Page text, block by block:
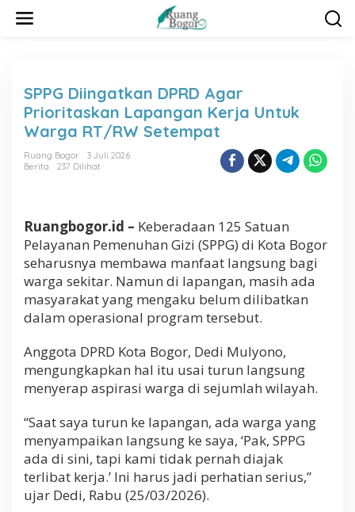
SPPG Diingatkan DPRD Agar
Prioritaskan Lapangan Kerja Untuk
Warga RT/RW Setempat
Ruang Bogor
3 Juli 2026
Berita
237 Dilihat
Ruangbogor.id – Keberadaan 125 Satuan
Pelayanan Pemenuhan Gizi (SPPG) di Kota Bogor
seharusnya membawa manfaat langsung bagi
warga sekitar. Namun di lapangan, masih ada
masyarakat yang mengaku belum dilibatkan
dalam operasional program tersebut.
Anggota DPRD Kota Bogor, Dedi Mulyono,
mengungkapkan hal itu usai turun langsung
menyerap aspirasi warga di sejumlah wilayah.
“Saat saya turun ke lapangan, ada warga yang
menyampaikan langsung ke saya, ‘Pak, SPPG
ada di sini, tapi kami tidak pernah diajak
terlibat kerja.’ Ini harus jadi perhatian serius,”
ujar Dedi, Rabu (25/03/2026).